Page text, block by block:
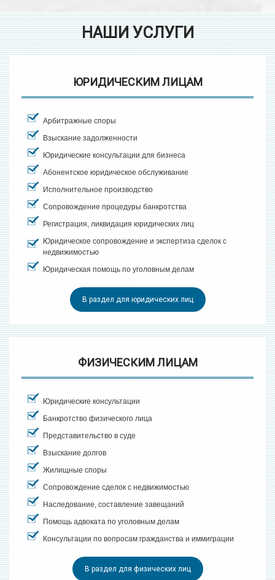
НАШИ УСЛУГИ
ЮРИДИЧЕСКИМ ЛИЦАМ
Арбитражные споры
Взыскание задолженности
Юридические консультации для бизнеса
Абонентское юридическое обслуживание
Исполнительное производство
Сопровождение процедуры банкротства
Регистрация, ликвидация юридических лиц
Юридическое сопровождение и экспертиза сделок с
недвижимостью
Юридическая помощь по уголовным делам
В раздел для юридических лиц
ФИЗИЧЕСКИМ ЛИЦАМ
Юридические консультации
Банкротство физического лица
Представительство в суде
Взыскание долгов
Жилищные споры
Сопровождение сделок с недвижимостью
Наследование, составление завещаний
Помощь адвоката по уголовным делам
Консультации по вопросам гражданства и иммиграции
В раздел для физических лиц